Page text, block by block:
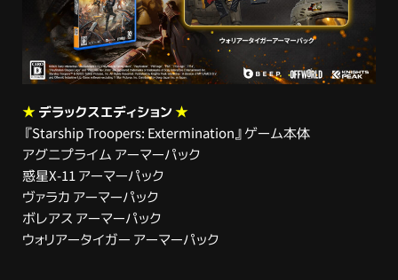
★デラックスエディション★
『Starship Troopers: Extermination』ゲーム本体
アグニプライム アーマーパック
惑星X-11 アーマーパック
ヴァラカ アーマーパック
ボレアス アーマーパック
ウォリアータイガー アーマーパック